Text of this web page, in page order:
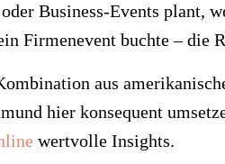
Business-Events plant,
Firmenevent buchte – die
aus
hier konsequent
wertvolle Insights.